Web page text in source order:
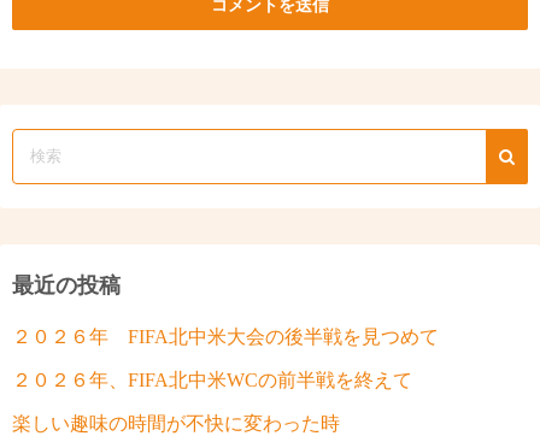
最近の投稿
２０２６年 FIFA北中米大会の後半戦を見つめて
２０２６年、FIFA北中米WCの前半戦を終えて
楽しい趣味の時間が不快に変わった時